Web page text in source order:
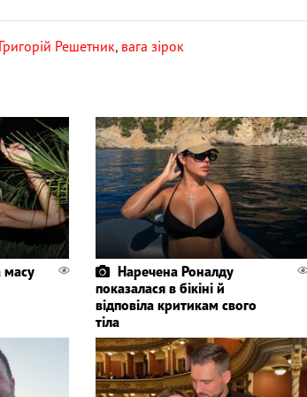
Григорій Решетник, вага зірок
масу
Наречена Роналду
показалася в бікіні й
відповіла критикам свого
тіла